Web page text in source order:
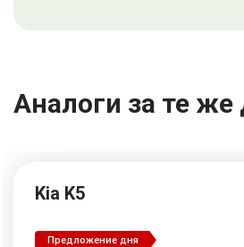
Аналоги за те же
Kia K5
Предложение дня